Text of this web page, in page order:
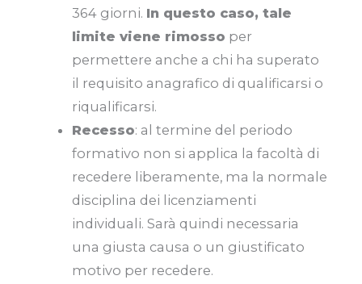
364 giorni. In questo caso, tale
limite viene rimosso per
permettere anche a chi ha superato
il requisito anagrafico di qualificarsi o
riqualificarsi.
Recesso: al termine del periodo
formativo non si applica la facoltà di
recedere liberamente, ma la normale
disciplina dei licenziamenti
individuali. Sarà quindi necessaria
una giusta causa o un giustificato
motivo per recedere.